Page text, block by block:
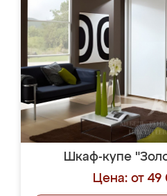
Шкаф-купе
Цена: от 49